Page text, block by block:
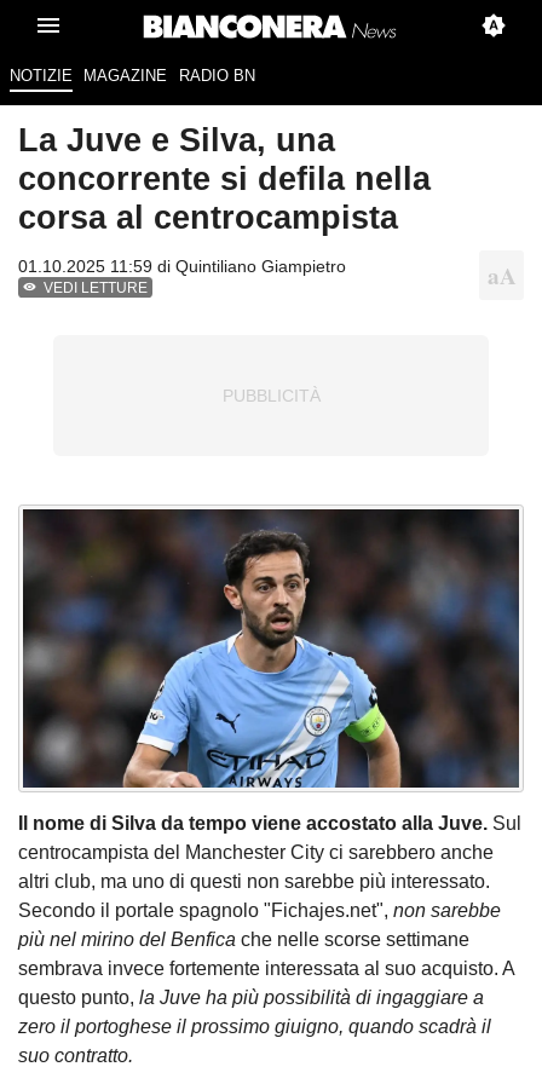
NOTIZIE MAGAZINE RADIO BN
La Juve e Silva, una
concorrente si defila nella
corsa al centrocampista
01.10.2025 11:59 di Quintiliano Giampietro
VEDI LETTURE
Il nome di Silva da tempo viene accostato alla Juve. Sul
centrocampista del Manchester City ci sarebbero anche
altri club, ma uno di questi non sarebbe più interessato.
Secondo il portale spagnolo "Fichajes.net", non sarebbe
più nel mirino del Benfica che nelle scorse settimane
sembrava invece fortemente interessata al suo acquisto. A
questo punto, la Juve ha più possibilità di ingaggiare a
zero il portoghese il prossimo giuigno, quando scadrà il
suo contratto.